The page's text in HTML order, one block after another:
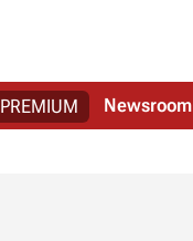
PREMIUM Newsroom